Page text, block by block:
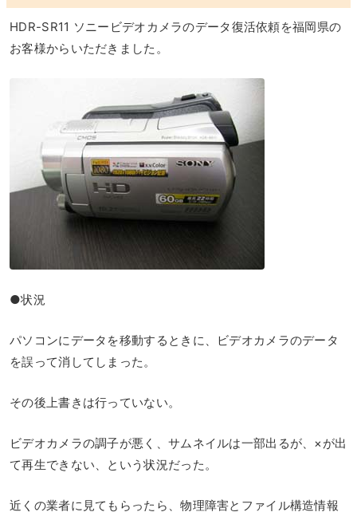
HDR-SR11 ソニービデオカメラのデータ復活依頼を福岡県の
お客様からいただきました。
●状況
パソコンにデータを移動するときに、ビデオカメラのデータ
を誤って消してしまった。
その後上書きは行っていない。
ビデオカメラの調子が悪く、サムネイルは一部出るが、×が出
て再生できない、という状況だった。
近くの業者に見てもらったら、物理障害とファイル構造情報